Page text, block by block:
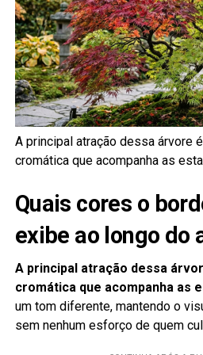
A principal atração dessa árvore
cromática que acompanha as
Quais cores o
exibe ao longo do
A principal atração dessa
cromática que acompanha as
um tom diferente, mantendo o
sem nenhum esforço de quem